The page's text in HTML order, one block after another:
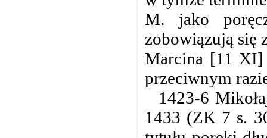
M. jako
zobowiązują się
Marcina [11 XI]
przeciwnym
1423-6
1433 (ZK 7 s.